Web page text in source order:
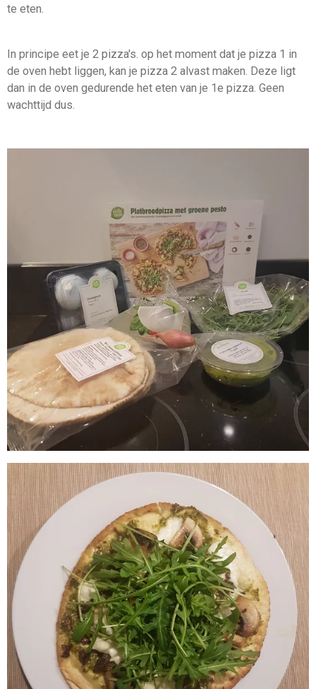
te eten.
In principe eet je 2 pizza's. op het moment dat je pizza 1 in
de oven hebt liggen, kan je pizza 2 alvast maken. Deze ligt
dan in de oven gedurende het eten van je 1e pizza. Geen
wachttijd dus.